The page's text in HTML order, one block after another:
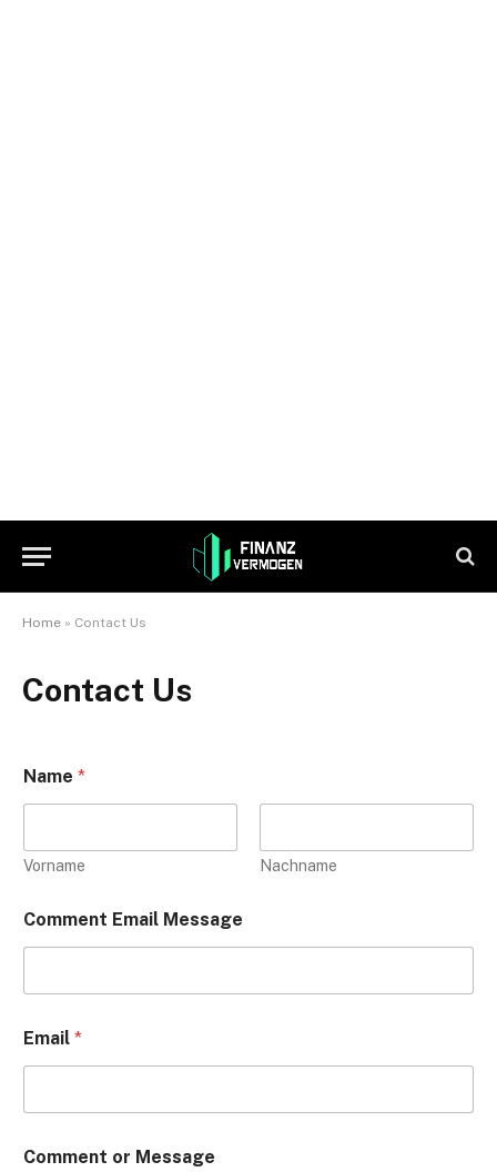
Home » Contact Us
Contact Us
Name *
Vorname Nachname
Comment Email Message
Email *
Comment or Message